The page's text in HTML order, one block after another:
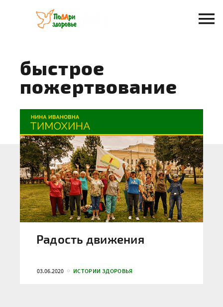
содержанию
быстрое
пожертвование
Радость движения
03.06.2020 ИСТОРИИ ЗДОРОВЬЯ